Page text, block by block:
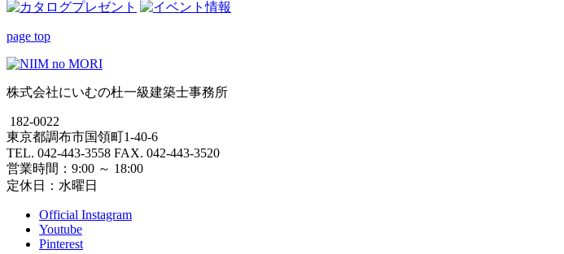
page top
株式会社にいむの杜一級建築士事務所
182-0022
東京都調布市国領町1-40-6
TEL. 042-443-3558 FAX. 042-443-3520
営業時間：9:00 ～ 18:00
定休日：水曜日
Official Instagram
Youtube
Pinterest